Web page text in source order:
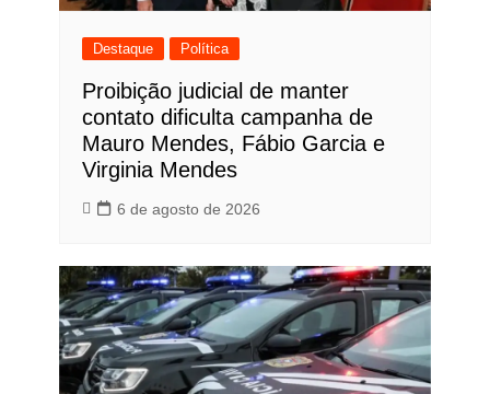
Destaque Política
Proibição judicial de manter
contato dificulta campanha de
Mauro Mendes, Fábio Garcia e
Virginia Mendes
6 de agosto de 2026